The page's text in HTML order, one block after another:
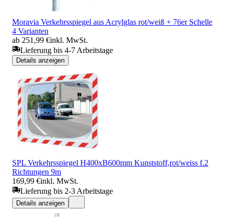
Moravia Verkehrsspiegel aus Acrylglas rot/weiß + 76er Schelle
4 Varianten
ab 251,99 €inkl. MwSt.
Lieferung bis 4-7 Arbeitstage
Details anzeigen
SPL Verkehrsspiegel H400xB600mm Kunststoff,rot/weiss f.2
Richtungen 9m
169,99 €inkl. MwSt.
Lieferung bis 2-3 Arbeitstage
Details anzeigen